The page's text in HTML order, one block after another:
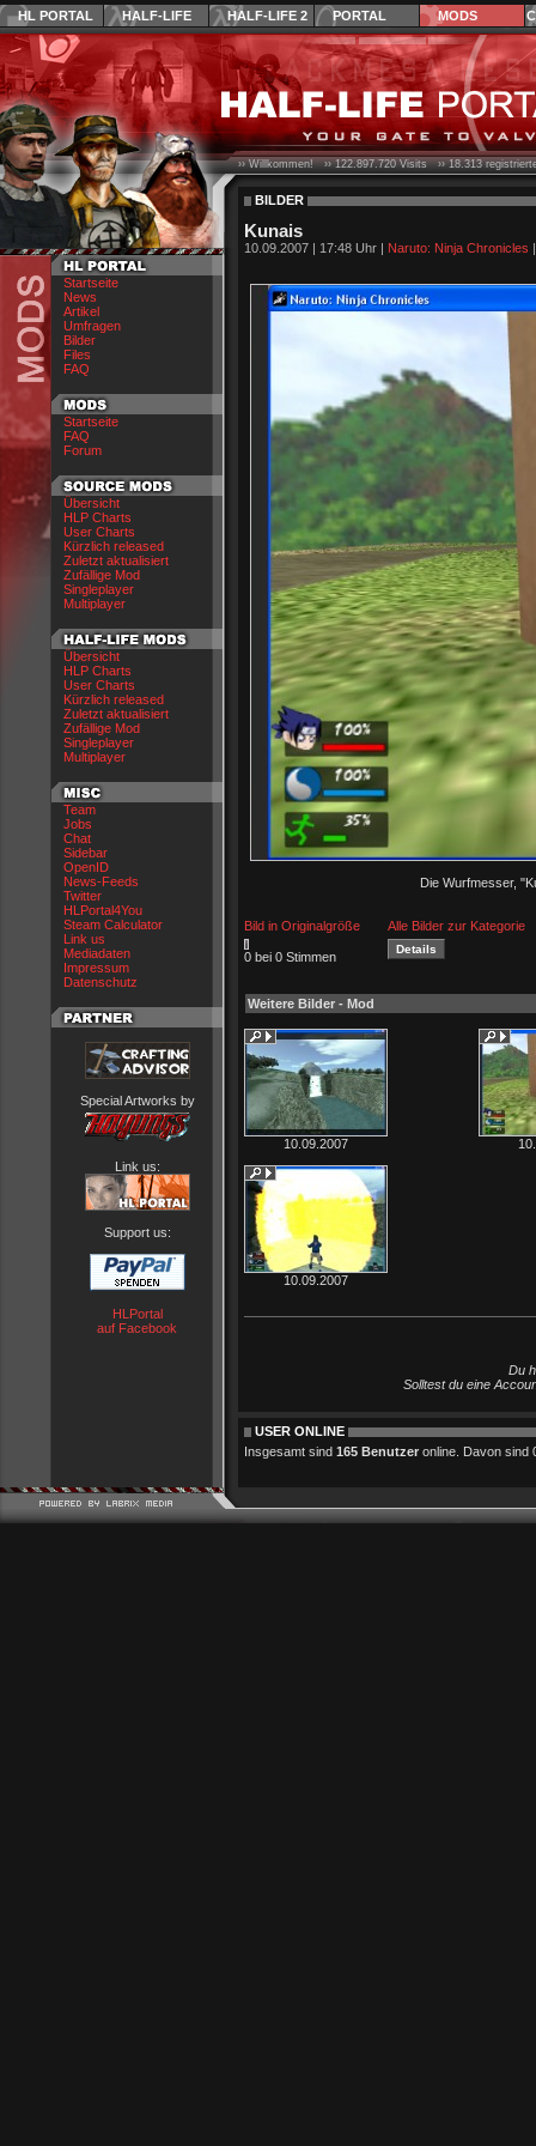
HL PORTAL HALF-LIFE HALF-LIFE 2 PORTAL MODS
Startseite
News
Artikel
Umfragen
Bilder
Files
FAQ
Startseite
FAQ
Forum
Übersicht
HLP Charts
User Charts
Kürzlich released
Zuletzt aktualisiert
Zufällige Mod
Singleplayer
Multiplayer
Übersicht
HLP Charts
User Charts
Kürzlich released
Zuletzt aktualisiert
Zufällige Mod
Singleplayer
Multiplayer
Team
Jobs
Chat
Sidebar
OpenID
News-Feeds
Twitter
HLPortal4You
Steam Calculator
Link us
Mediadaten
Impressum
Datenschutz
Special Artworks by
Link us:
Support us:
HLPortal
auf Facebook
›› Willkommen! ››122.897.720Visits ››18.313
BILDER
Kunais
10.09.2007 | 17:48 Uhr | Naruto: Ninja Chronicles
Die Wurfmesser,
Bild in Originalgröße Alle Bilder zur Kategorie
0 bei 0 Stimmen
Weitere Bilder - Mod
10.09.2007
10.09.2007
Du
Solltest du eine
USER ONLINE
Insgesamt sind 165 Benutzer online. Davon sind